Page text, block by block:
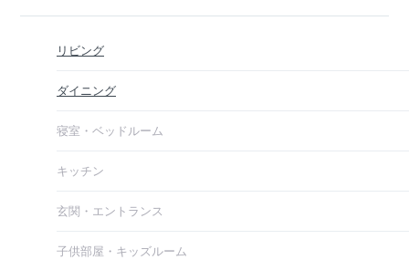
リビング
ダイニング
寝室・ベッドルーム
キッチン
玄関・エントランス
子供部屋・キッズルーム